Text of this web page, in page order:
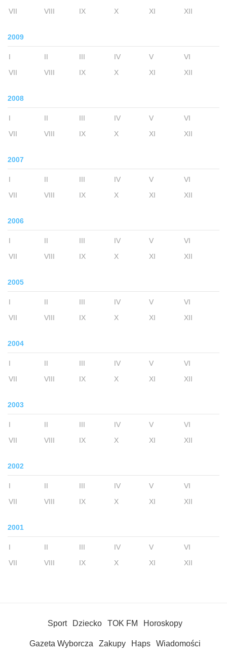
VII
VIII IX X XI XII
2009
I II III IV V
VI
VII
VIII IX X XI XII
2008
I II III IV V
VI
VII
VIII IX X XI XII
2007
I II III IV V
VI
VII
VIII IX X XI XII
2006
I II III IV V
VI
VII
VIII IX X XI XII
2005
I II III IV V
VI
VII
VIII IX X XI XII
2004
I II III IV V
VI
VII
VIII IX X XI XII
2003
I II III IV V
VI
VII
VIII IX X XI XII
2002
I II III IV V
VI
VII
VIII IX X XI XII
2001
I II III IV V
VI
VII
VIII IX X XI XII
Sport Dziecko TOK FM Horoskopy
Gazeta Wyborcza Zakupy Haps Wiadomości